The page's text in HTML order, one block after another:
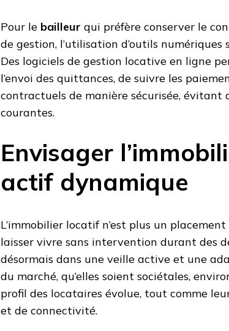
Pour le bailleur qui préfère conserver le
de gestion, l’utilisation d’outils
Des logiciels de gestion locative en ligne
l’envoi des quittances, de suivre les
contractuels de manière sécurisée,
courantes.
Envisager
actif dynamique
L’immobilier locatif n’est plus un
laisser vivre sans intervention durant des
désormais dans une veille active et une
du marché, qu’elles soient sociétales,
profil des locataires évolue, tout comme
et de connectivité.